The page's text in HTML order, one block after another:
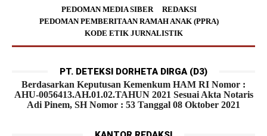
PEDOMAN MEDIA SIBER
REDAKSI
PEDOMAN PEMBERITAAN RAMAH ANAK (PPRA)
KODE ETIK JURNALISTIK
PT. DETEKSI DORHETA DIRGA (D3)
Berdasarkan Keputusan Kemenkum HAM RI Nomor :
AHU-0056413.AH.01.02.TAHUN 2021 Sesuai Akta Notaris
Adi Pinem, SH Nomor : 53 Tanggal 08 Oktober 2021